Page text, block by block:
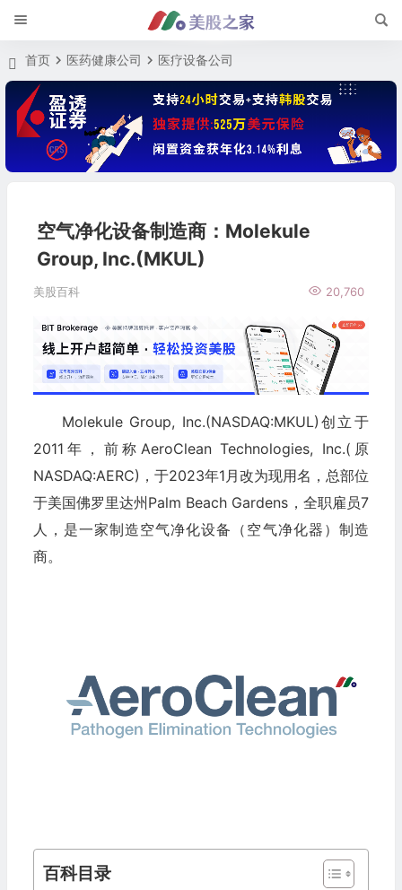
首页 医药健康公司 医疗设备公司
空气净化设备制造商：Molekule
Group, Inc.(MKUL)
美股百科 20,760
Molekule Group, Inc.(NASDAQ:MKUL)创立于
2011年，前称AeroClean Technologies, Inc.(原
NASDAQ:AERC)，于2023年1月改为现用名，总部位
于美国佛罗里达州Palm Beach Gardens，全职雇员7
人，是一家制造空气净化设备（空气净化器）制造
商。
百科目录